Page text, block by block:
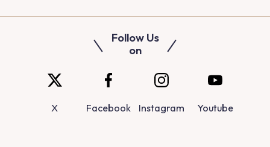
Follow Us
on
X Facebook Instagram Youtube